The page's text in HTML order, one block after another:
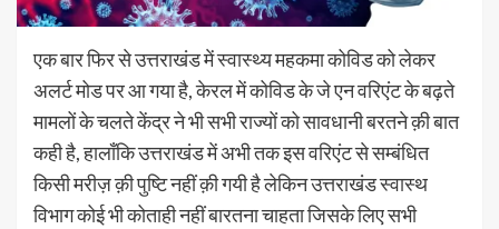
एक बार फिर से उत्तराखंड में स्वास्थ्य महकमा कोविड को लेकर
अलर्ट मोड पर आ गया है, केरल में कोविड के जे एन वरिएंट के बढ़ते
मामलों के चलते केंद्र ने भी सभी राज्यों को सावधानी बरतने क़ी बात
कही है, हालाँकि उत्तराखंड में अभी तक इस वरिएंट से सम्बंधित
किसी मरीज़ क़ी पुष्टि नहीं क़ी गयी है लेकिन उत्तराखंड स्वास्थ
विभाग कोई भी कोताही नहीं बारतना चाहता जिसके लिए सभी